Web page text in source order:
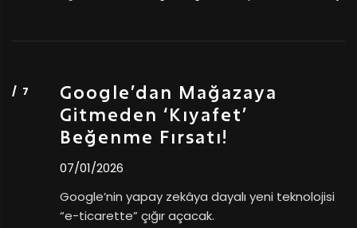
Google’dan Mağazaya
Gitmeden ‘Kıyafet’
Beğenme Fırsatı!
07/01/2026
Google’nin yapay zekâya dayalı yeni teknolojisi
“e-ticarette” çığır açacak.